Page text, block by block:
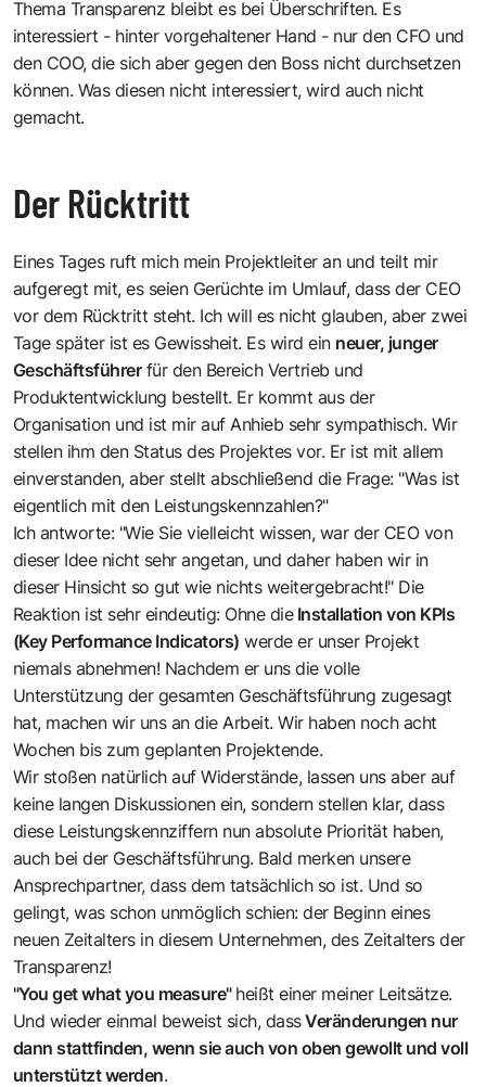
Thema Transparenz bleibt es bei Überschriften. Es
interessiert - hinter vorgehaltener Hand - nur den CFO und
den COO, die sich aber gegen den Boss nicht durchsetzen
können. Was diesen nicht interessiert, wird auch nicht
gemacht.
Der Rücktritt
Eines Tages ruft mich mein Projektleiter an und teilt mir
aufgeregt mit, es seien Gerüchte im Umlauf, dass der CEO
vor dem Rücktritt steht. Ich will es nicht glauben, aber zwei
Tage später ist es Gewissheit. Es wird ein neuer, junger
Geschäftsführerfür den Bereich Vertrieb und
Produktentwicklung bestellt. Er kommt aus der
Organisation und ist mir auf Anhieb sehr sympathisch. Wir
stellen ihm den Status des Projektes vor. Er ist mit allem
einverstanden, aber stellt abschließend die Frage: "Was ist
eigentlich mit den Leistungskennzahlen?"
Ich antworte: "Wie Sie vielleicht wissen, war der CEO von
dieser Idee nicht sehr angetan, und daher haben wir in
dieser Hinsicht so gut wie nichts weitergebracht!" Die
Reaktion ist sehr eindeutig: Ohne dieInstallation von KPIs
(Key Performance Indicators) werde er unser Projekt
niemals abnehmen! Nachdem er uns die volle
Unterstützung der gesamten Geschäftsführung zugesagt
hat, machen wir uns an die Arbeit. Wir haben noch acht
Wochen bis zum geplanten Projektende.
Wir stoßen natürlich auf Widerstände, lassen uns aber auf
keine langen Diskussionen ein, sondern stellen klar, dass
diese Leistungskennziffern nun absolute Priorität haben,
auch bei der Geschäftsführung. Bald merken unsere
Ansprechpartner, dass dem tatsächlich so ist. Und so
gelingt, was schon unmöglich schien: der Beginn eines
neuen Zeitalters in diesem Unternehmen, des Zeitalters der
Transparenz!
"You get what you measure" heißt einer meiner Leitsätze.
Und wieder einmal beweist sich, dassVeränderungen nur
dann stattfinden, wenn sie auch von oben gewollt und voll
unterstützt werden.